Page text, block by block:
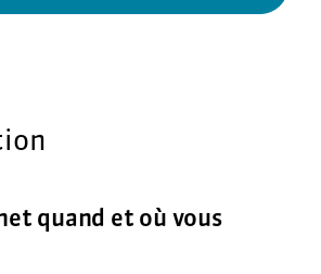
quand et où vous